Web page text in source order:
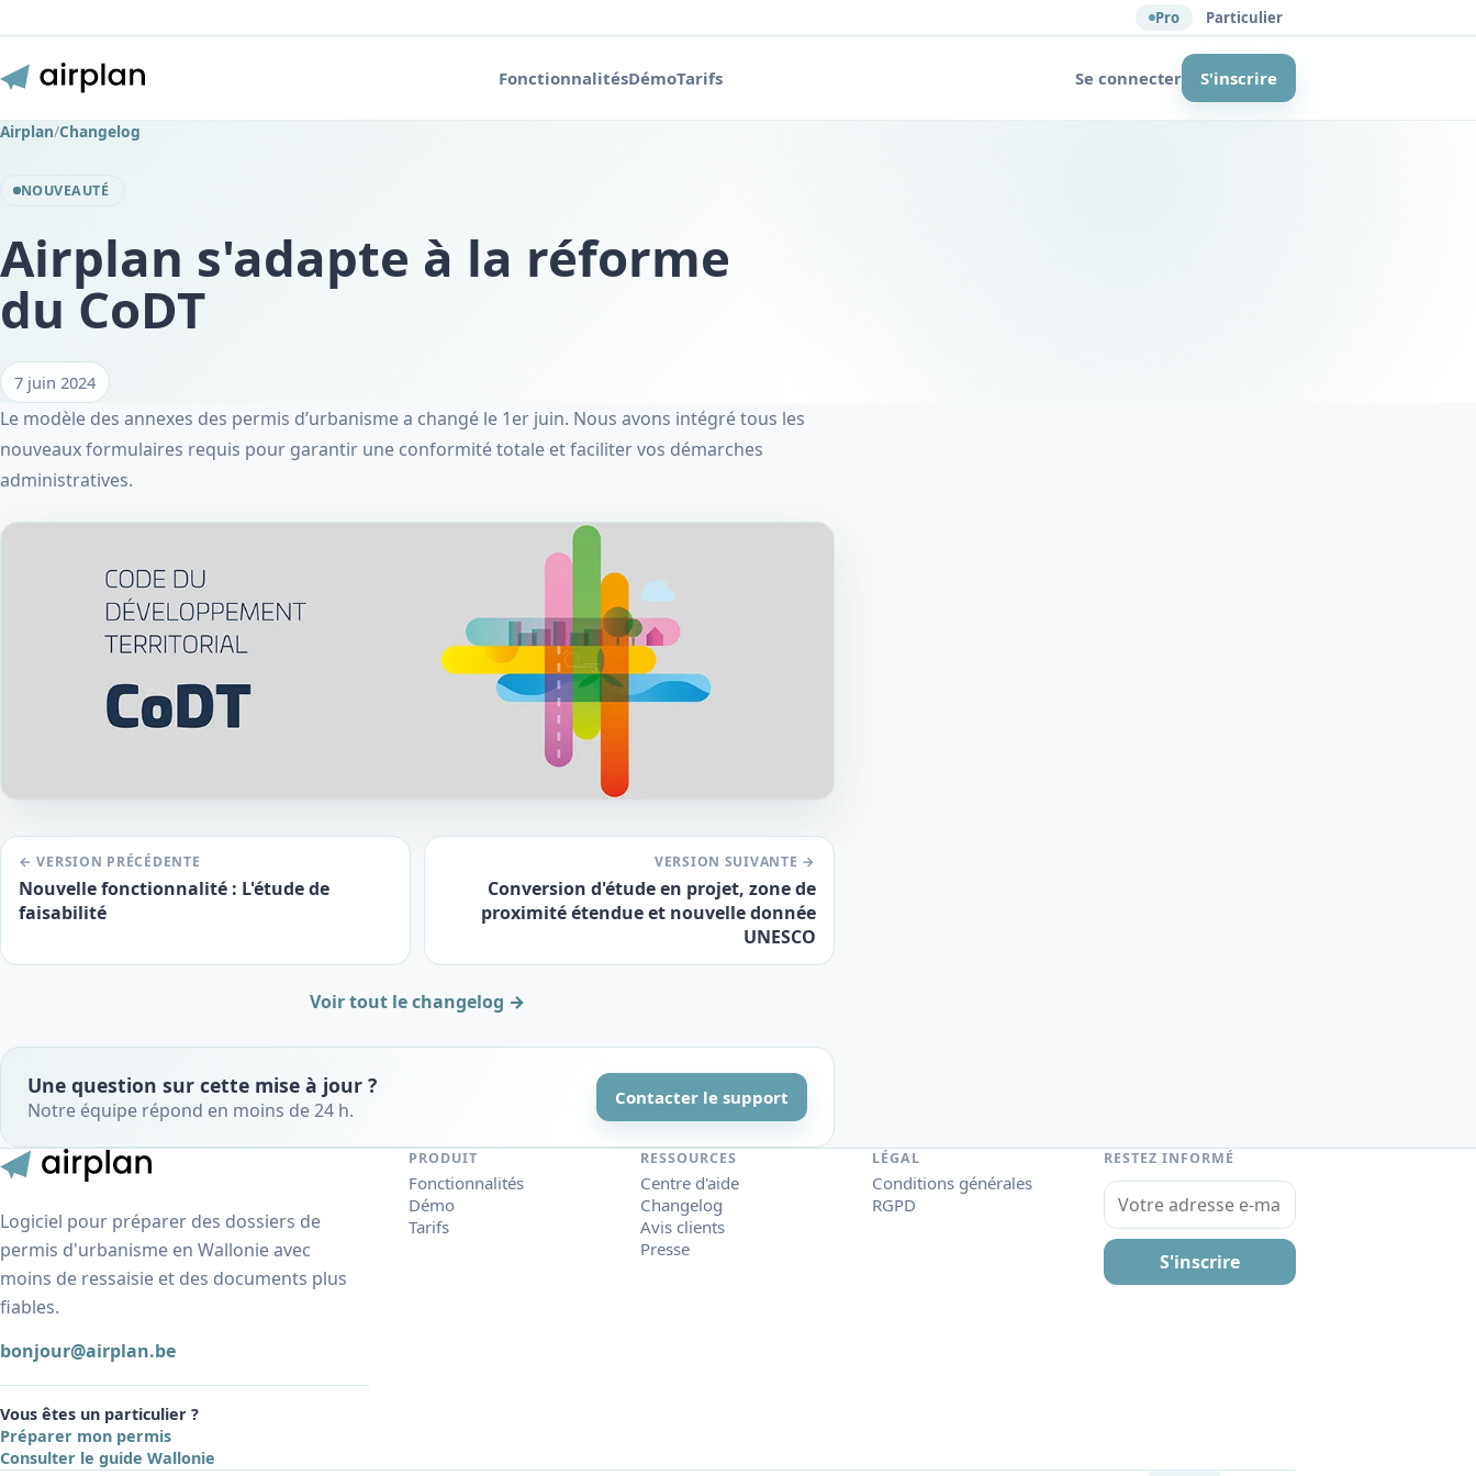
Pro Particulier
FonctionnalitésDémoTarifs Se connecter S'inscrire
Airplan/Changelog
NOUVEAUTÉ
Airplan s'adapte à la réforme
du CoDT
7 juin 2024
Le modèle des annexes des permis d’urbanisme a changé le 1er juin. Nous avons intégré tous les
nouveaux formulaires requis pour garantir une conformité totale et faciliter vos démarches
administratives.
← VERSION PRÉCÉDENTE
Nouvelle fonctionnalité : L'étude de
faisabilité
VERSION SUIVANTE →
Conversion d'étude en projet, zone de
proximité étendue et nouvelle donnée
UNESCO
Voir tout le changelog →
Une question sur cette mise à jour ?
Notre équipe répond en moins de 24 h.
Contacter le support
Logiciel pour préparer des dossiers de
permis d'urbanisme en Wallonie avec
moins de ressaisie et des documents plus
fiables.
bonjour@airplan.be
Vous êtes un particulier ?
Préparer mon permis
Consulter le guide Wallonie
PRODUIT
Fonctionnalités
Démo
Tarifs
RESSOURCES
Centre d'aide
Changelog
Avis clients
Presse
LÉGAL
Conditions générales
RGPD
RESTEZ INFORMÉ
Votre adresse e-mail
S'inscrire